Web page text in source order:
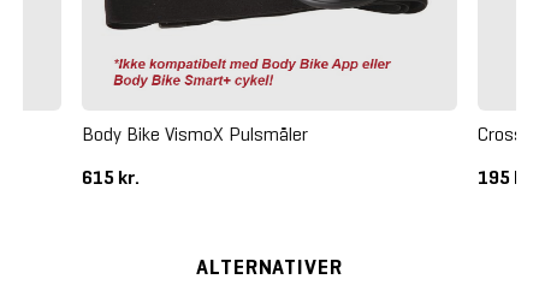
Body Bike VismoX Pulsmåler
615 kr.
195 kr.
ALTERNATIVER